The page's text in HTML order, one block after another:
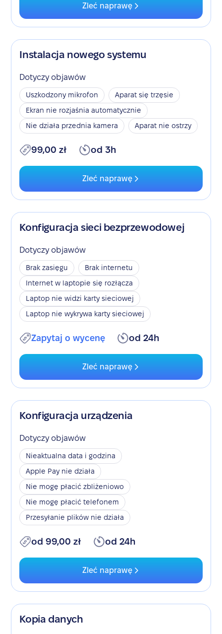
Zleć naprawę
Instalacja nowego systemu
Dotyczy objawów
Uszkodzony mikrofon
Aparat się trzęsie
Ekran nie rozjaśnia automatycznie
Nie działa przednia kamera
Aparat nie ostrzy
99,00 zł od 3h
Zleć naprawę
Konfiguracja sieci bezprzewodowej
Dotyczy objawów
Brak zasięgu
Brak internetu
Internet w laptopie się rozłącza
Laptop nie widzi karty sieciowej
Laptop nie wykrywa karty sieciowej
Zapytaj o wycenę od 24h
Zleć naprawę
Konfiguracja urządzenia
Dotyczy objawów
Nieaktualna data i godzina
Apple Pay nie działa
Nie mogę płacić zbliżeniowo
Nie mogę płacić telefonem
Przesyłanie plików nie działa
od 99,00 zł od 24h
Zleć naprawę
Kopia danych